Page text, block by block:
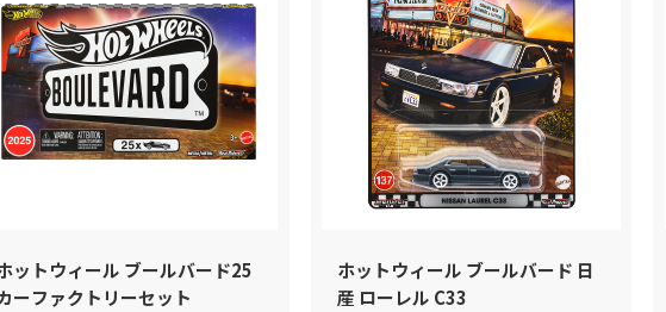
ットウィール ブールバード25
ーファクトリーセット
ホットウィール ブールバード 日
産 ローレル C33